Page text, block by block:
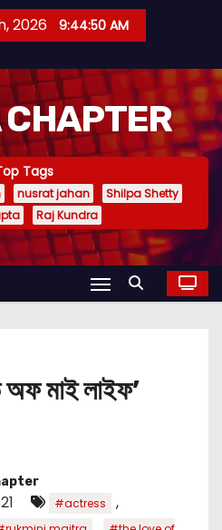
2026 9:44:51 AM
Tags
nusrat jahan
Shilpa Shetty
Raj Kundra
অফ মাই লাইফ’
#actress ,